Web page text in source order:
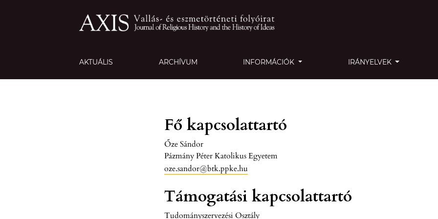
AKTUÁLIS ARCHÍVUM INFORMÁCIÓK IRÁNYELVEK
Fő kapcsolattartó
Őze Sándor
Pázmány Péter Katolikus Egyetem
oze.sandor@btk.ppke.hu
Támogatási kapcsolattartó
Tudományszervezési Osztály